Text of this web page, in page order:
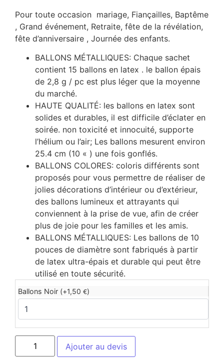
Pour toute occasion mariage, Fiançailles, Baptême
, Grand événement, Retraite, fête de la révélation,
fête d’anniversaire , Journée des enfants.
BALLONS MÉTALLIQUES: Chaque sachet
contient 15 ballons en latex . le ballon épais
de 2,8 g / pc est plus léger que la moyenne
du marché.
HAUTE QUALITÉ: les ballons en latex sont
solides et durables, il est difficile d’éclater en
soirée. non toxicité et innocuité, supporte
l’hélium ou l’air; Les ballons mesurent environ
25.4 cm (10 « ) une fois gonflés.
BALLONS COLORES: coloris différents sont
proposés pour vous permettre de réaliser de
jolies décorations d’intérieur ou d’extérieur,
des ballons lumineux et attrayants qui
conviennent à la prise de vue, afin de créer
plus de joie pour les familles et les amis.
BALLONS MÉTALLIQUES: Les ballons de 10
pouces de diamètre sont fabriqués à partir
de latex ultra-épais et durable qui peut être
utilisé en toute sécurité.
Ballons Noir (+1,50 €)
Ajouter au devis